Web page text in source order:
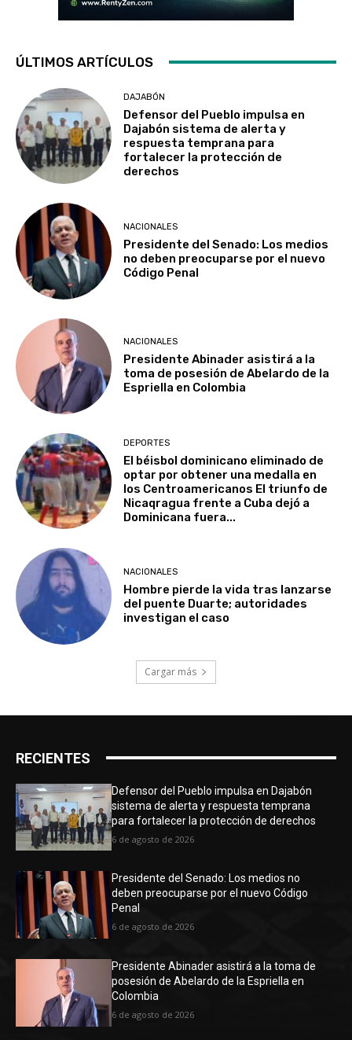
ÚLTIMOS ARTÍCULOS
DAJABÓN
Defensor del Pueblo impulsa en
Dajabón sistema de alerta y
respuesta temprana para
fortalecer la protección de
derechos
NACIONALES
Presidente del Senado: Los medios
no deben preocuparse por el nuevo
Código Penal
NACIONALES
Presidente Abinader asistirá a la
toma de posesión de Abelardo de la
Espriella en Colombia
DEPORTES
El béisbol dominicano eliminado de
optar por obtener una medalla en
los Centroamericanos El triunfo de
Nicaqragua frente a Cuba dejó a
Dominicana fuera...
NACIONALES
Hombre pierde la vida tras lanzarse
del puente Duarte; autoridades
investigan el caso
Cargar más
RECIENTES
Defensor del Pueblo impulsa en Dajabón
sistema de alerta y respuesta temprana
para fortalecer la protección de derechos
6 de agosto de 2026
Presidente del Senado: Los medios no
deben preocuparse por el nuevo Código
Penal
6 de agosto de 2026
Presidente Abinader asistirá a la toma de
posesión de Abelardo de la Espriella en
Colombia
6 de agosto de 2026